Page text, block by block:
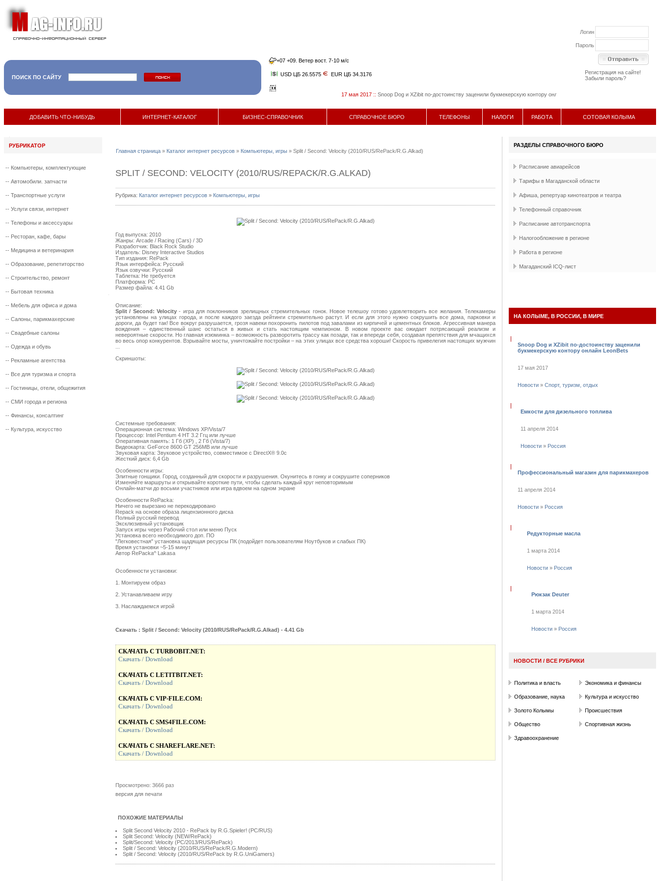
Логин
Пароль
Регистрация на сайте!
Забыли пароль?
ПОИСК ПО САЙТУ
+07 +09. Ветер вост. 7-10 м/с
USD ЦБ 26.5575 EUR ЦБ 34.3176
17 мая 2017:: Snoop Dog и XZibit по-достоинству заценили букмекерскую контору онлайн LeonBets
ДОБАВИТЬ ЧТО-НИБУДЬ ИНТЕРНЕТ-КАТАЛОГ БИЗНЕС-СПРАВОЧНИК СПРАВОЧНОЕ БЮРО ТЕЛЕФОНЫ НАЛОГИ РАБОТА СОТОВАЯ КОЛЫМА
РУБРИКАТОР
-- Компьютеры, комплектующие
-- Автомобили. запчасти
-- Транспортные услуги
-- Услуги связи, интернет
-- Телефоны и аксессуары
-- Ресторан, кафе, бары
-- Медицина и ветеринария
-- Образование, репетиторство
-- Строительство, ремонт
-- Бытовая техника
-- Мебель для офиса и дома
-- Салоны, парикмахерские
-- Свадебные салоны
-- Одежда и обувь
-- Рекламные агентства
-- Все для туризма и спорта
-- Гостиницы, отели, общежития
-- СМИ города и региона
-- Финансы, консалтинг
-- Культура, искусство
Главная страница » Каталог интернет ресурсов » Компьютеры, игры » Split / Second: Velocity (2010/RUS/RePack/R.G.Alkad)
SPLIT / SECOND: VELOCITY (2010/RUS/REPACK/R.G.ALKAD)
Рубрика: Каталог интернет ресурсов » Компьютеры, игры
Год выпуска: 2010
Жанры: Arcade / Racing (Cars) / 3D
Разработчик: Black Rock Studio
Издатель: Disney Interactive Studios
Тип издания: RePack
Язык интерфейса: Русский
Язык озвучки: Русский
Таблетка: Не требуется
Платформа: PC
Размер файла: 4.41 Gb
Описание:
Split / Second: Velocity - игра для поклонников зрелищных стремительных гонок. Новое телешоу готово удовлетворить все желания. Телекамеры
установлены на улицах города, и после каждого заезда рейтинги стремительно растут. И если для этого нужно сокрушить все дома, парковки и
дороги, да будет так! Все вокруг разрушается, грозя навеки похоронить пилотов под завалами из кирпичей и цементных блоков. Агрессивная манера
вождения – единственный шанс остаться в живых и стать настоящим чемпионом. В новом проекте вас ожидает потрясающий реализм и
невероятные скорости. Но главная изюминка – возможность разворотить трассу как позади, так и впереди себя, создавая препятствия для мчащихся
во весь опор конкурентов. Взрывайте мосты, уничтожайте постройки – на этих улицах все средства хороши! Скорость привелегия настоящих мужчин
Скриншоты:
Cистемные требования:
Операционная система: Windows XP/Vista/7
Процессор: Intel Pentium 4 HT 3.2 Ггц или лучше
Оперативная память: 1 Гб (XP) , 2 Гб (Vista/7)
Видеокарта: GeForce 8600 GT 256MB или лучше
Звуковая карта: Звуковое устройство, совместимое с DirectX® 9.0с
Жесткий диск: 6,4 Gb
Особенности игры:
Элитные гонщики. Город, созданный для скорости и разрушения. Окунитесь в гонку и сокрушите соперников
Изменяйте маршруты и открывайте короткие пути, чтобы сделать каждый круг неповторимым
Онлайн-матчи до восьми участников или игра вдвоем на одном экране
Особенности RePacka:
Ничего не вырезано не перекодировано
Repack на основе образа лицензионного диска
Полный русский перевод
Эксклюзивный установщик
Запуск игры через Рабочий стол или меню Пуск
Установка всего необходимого доп. ПО
"Легковестная" установка щадящая ресурсы ПК (подойдет пользователям Ноутбуков и слабых ПК)
Время установки ~5-15 минут
Автор RePacka^ Lakasa
Особенности установки:
1. Монтируем образ
2. Устанавливаем игру
3. Наслаждаемся игрой
Скачать : Split / Second: Velocity (2010/RUS/RePack/R.G.Alkad) - 4.41 Gb
СКАЧАТЬ С TURBOBIT.NET:
Скачать / Download
СКАЧАТЬ С LETITBIT.NET:
Скачать / Download
СКАЧАТЬ С VIP-FILE.COM:
Скачать / Download
СКАЧАТЬ С SMS4FILE.COM:
Скачать / Download
СКАЧАТЬ С SHAREFLARE.NET:
Скачать / Download
Просмотрено: 3666 раз
версия для печати
ПОХОЖИЕ МАТЕРИАЛЫ
Split Second Velocity 2010 - RePack by R.G.Spieler! (PC/RUS)
Split Second: Velocity (NEW/RePack)
Split/Second: Velocity (PC/2013/RUS/RePack)
Split / Second: Velocity (2010/RUS/RePack/R.G.Modern)
Split / Second: Velocity (2010/RUS/RePack by R.G.UniGamers)
РАЗДЕЛЫ СПРАВОЧНОГО БЮРО
Расписание авиарейсов
Тарифы в Магаданской области
Афиша, репертуар кинотеатров и театра
Телефонный справочник
Расписание автотранспорта
Налогообложение в регионе
Работа в регионе
Магаданский ICQ-лист
НА КОЛЫМЕ, В РОССИИ, В МИРЕ
Snoop Dog и XZibit по-достоинству заценили
букмекерскую контору онлайн LeonBets
17 мая 2017
Новости » Спорт, туризм, отдых
Емкости для дизельного топлива
11 апреля 2014
Новости » Россия
Профессиональный магазин для парикмахеров
11 апреля 2014
Новости » Россия
Редукторные масла
1 марта 2014
Новости » Россия
Рюкзак Deuter
1 марта 2014
Новости » Россия
НОВОСТИ / ВСЕ РУБРИКИ
Политика и власть Экономика и финансы
Образование, наука Культура и искусство
Золото Колымы Происшествия
Общество Спортивная жизнь
Здравоохранение